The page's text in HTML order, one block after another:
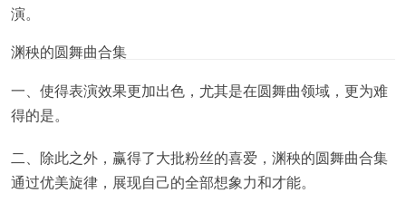
演。
渊秧的圆舞曲合集
一、使得表演效果更加出色，尤其是在圆舞曲领域，更为难
得的是。
二、除此之外，赢得了大批粉丝的喜爱，渊秧的圆舞曲合集
通过优美旋律，展现自己的全部想象力和才能。